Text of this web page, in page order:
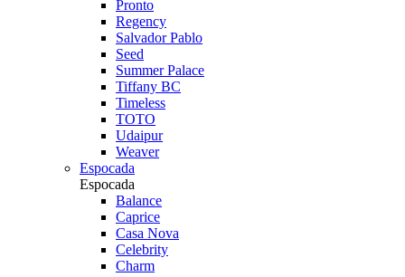
Pronto
Regency
Salvador Pablo
Seed
Summer Palace
Tiffany BC
Timeless
TOTO
Udaipur
Weaver
Espocada
Espocada
Balance
Caprice
Casa Nova
Celebrity
Charm